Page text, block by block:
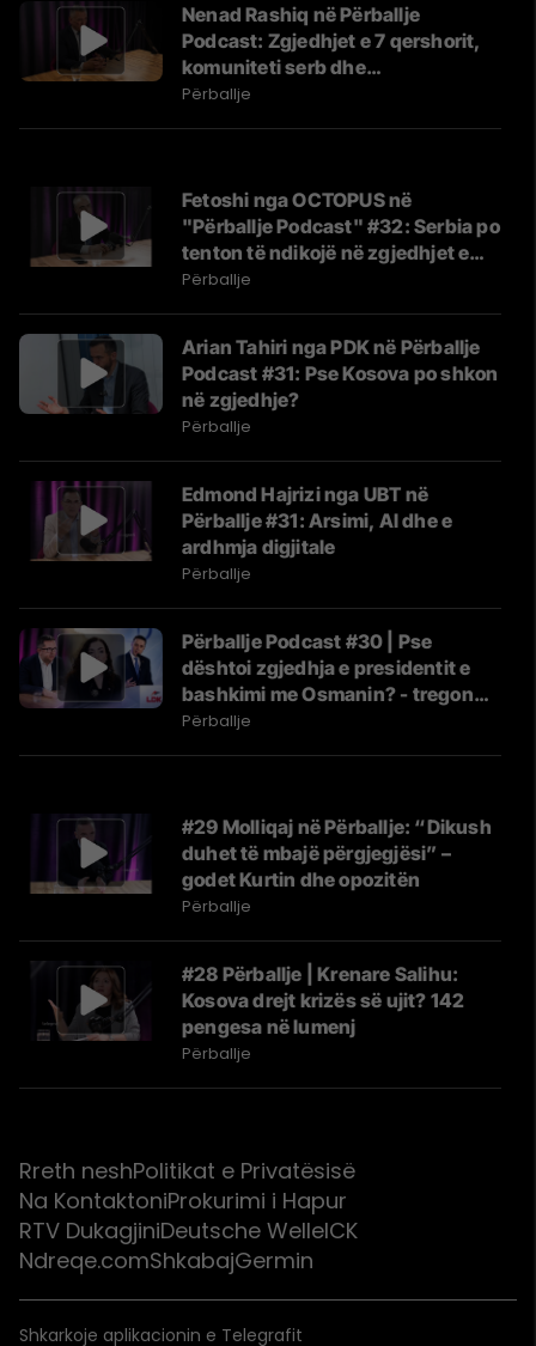
Nenad Rashiq në Përballje
Podcast: Zgjedhjet e 7 qershorit,
komuniteti serb dhe
këndvështrimi tij
Përballje
Fetoshi nga OCTOPUS në
"Përballje Podcast" #32: Serbia po
tenton të ndikojë në zgjedhjet e
Kosovës
Përballje
Arian Tahiri nga PDK në Përballje
Podcast #31: Pse Kosova po shkon
në zgjedhje?
Përballje
Edmond Hajrizi nga UBT në
Përballje #31: Arsimi, AI dhe e
ardhmja digjitale
Përballje
Përballje Podcast #30 | Pse
dështoi zgjedhja e presidentit e
bashkimi me Osmanin? - tregon
Mustafa
Përballje
#29 Molliqaj në Përballje: “Dikush
duhet të mbajë përgjegjësi” –
godet Kurtin dhe opozitën
Përballje
#28 Përballje | Krenare Salihu:
Kosova drejt krizës së ujit? 142
pengesa në lumenj
Përballje
Rreth neshPolitikat e Privatësisë
Na KontaktoniProkurimi i Hapur
RTV DukagjiniDeutsche WelleICK
Ndreqe.comShkabajGermin
Shkarkoje aplikacionin e Telegrafit